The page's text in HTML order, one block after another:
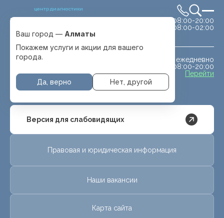
центр диагностики
Выбрать город
с. Отеген батыра
сб-вс 08:00-20:00
08:00-02:00
ежедневно
08:00-20:00
Перейти
Ваш город — Алматы
Покажем услуги и акции для вашего
города.
Да, верно Нет, другой
Версия для слабовидящих
Правовая и юридическая информация
Наши вакансии
Карта сайта